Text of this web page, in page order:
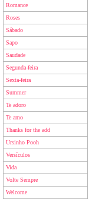
Romance
Roses
Sábado
Sapo
Saudade
Segunda-feira
Sexta-feira
Summer
Te adoro
Te amo
Thanks for the add
Ursinho Pooh
Versículos
Vida
Volte Sempre
Welcome